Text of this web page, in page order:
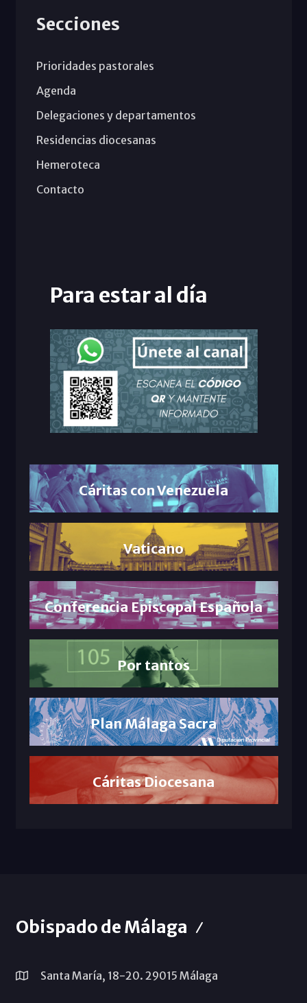
Secciones
Prioridades pastorales
Agenda
Delegaciones y departamentos
Residencias diocesanas
Hemeroteca
Contacto
Para estar al día
Cáritas con Venezuela
Vaticano
Conferencia Episcopal Española
Por tantos
Plan Málaga Sacra
Cáritas Diocesana
Obispado de Málaga
Santa María, 18-20. 29015 Málaga